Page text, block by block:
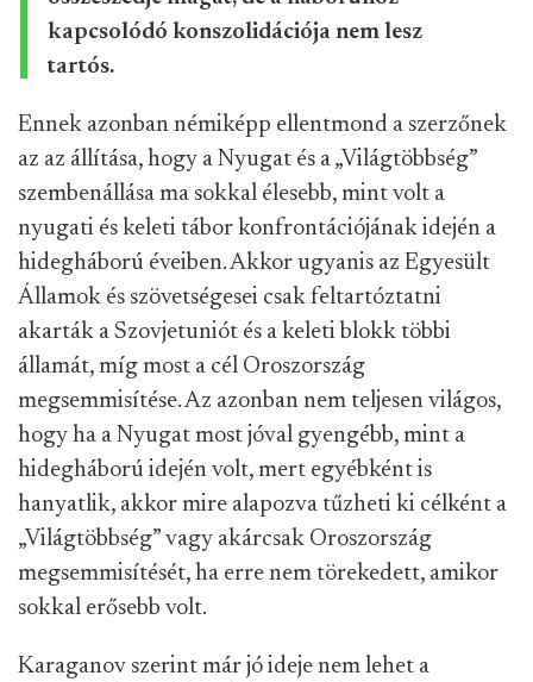
kapcsolódó konszolidációja nem lesz
tartós.
Ennek azonban némiképp ellentmond a szerzőnek
az az állítása, hogy a Nyugat és a „Világtöbbség”
szembenállása ma sokkal élesebb, mint volt a
nyugati és keleti tábor konfrontációjának idején a
hidegháború éveiben. Akkor ugyanis az Egyesült
Államok és szövetségesei csak feltartóztatni
akarták a Szovjetuniót és a keleti blokk többi
államát, míg most a cél Oroszország
megsemmisítése. Az azonban nem teljesen világos,
hogy ha a Nyugat most jóval gyengébb, mint a
hidegháború idején volt, mert egyébként is
hanyatlik, akkor mire alapozva tűzheti ki célként a
„Világtöbbség” vagy akárcsak Oroszország
megsemmisítését, ha erre nem törekedett, amikor
sokkal erősebb volt.
Karaganov szerint már jó ideje nem lehet a